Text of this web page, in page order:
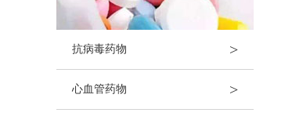
抗病毒药物 >
心血管药物 >